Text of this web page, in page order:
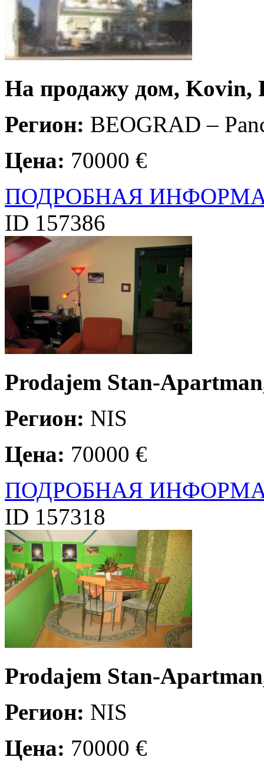
На продажу дом, Kovin,
Регион: BEOGRAD –
Цена: 70000 €
ПОДРОБНАЯ
ID 157386
Prodajem Stan-
Регион: NIS
Цена: 70000 €
ПОДРОБНАЯ
ID 157318
Prodajem Stan-
Регион: NIS
Цена: 70000 €